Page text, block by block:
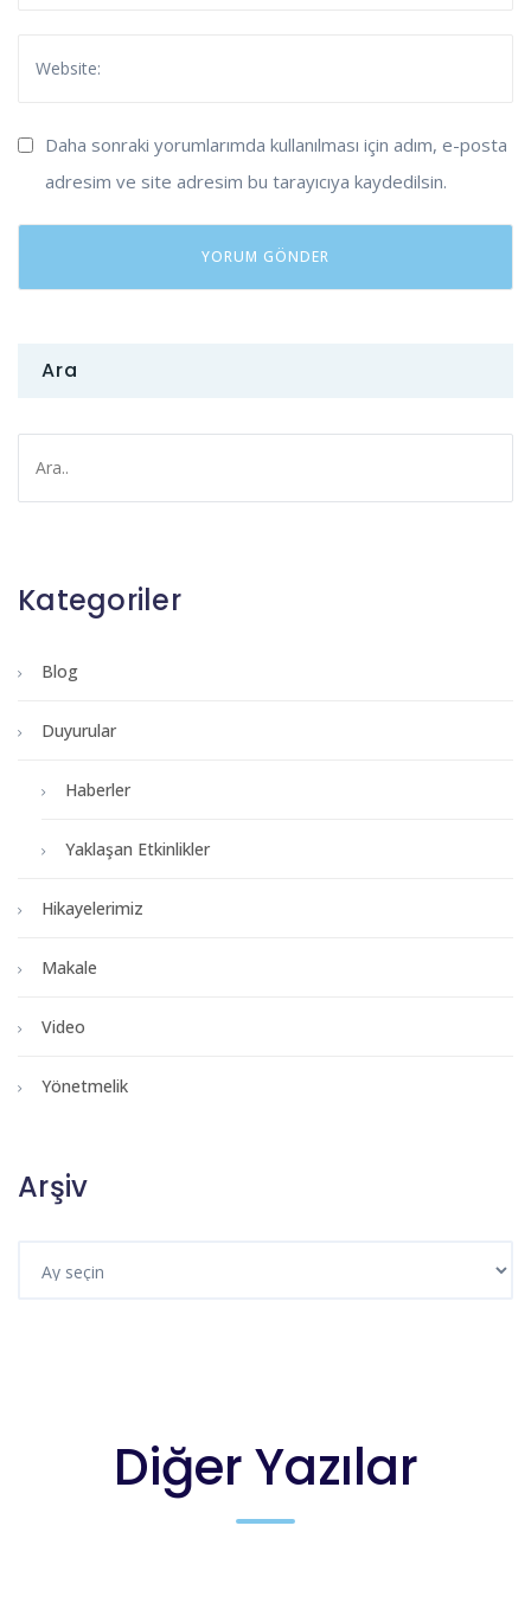
Daha sonraki yorumlarımda kullanılması için adım, e-posta
adresim ve site adresim bu tarayıcıya kaydedilsin.
Ara
Kategoriler
Blog
Duyurular
Haberler
Yaklaşan Etkinlikler
Hikayelerimiz
Makale
Video
Yönetmelik
Arşiv
Diğer Yazılar